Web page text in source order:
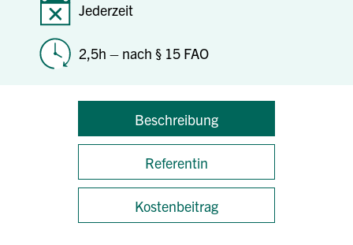
Jederzeit
2,5h – nach § 15 FAO
Beschreibung
Referentin
Kostenbeitrag